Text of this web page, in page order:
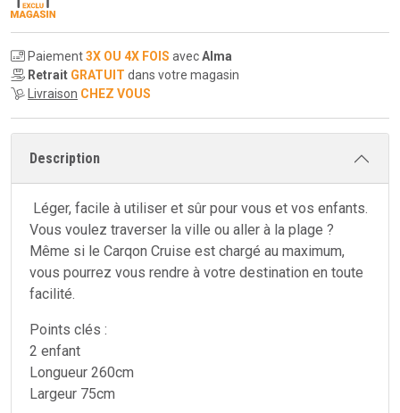
Paiement3X OU 4X FOIS avecAlma
Retrait GRATUIT dans votre magasin
Livraison CHEZ VOUS
Description
Léger, facile à utiliser et sûr pour vous et vos enfants.
Vous voulez traverser la ville ou aller à la plage ?
Même si le Carqon Cruise est chargé au maximum,
vous pourrez vous rendre à votre destination en toute
facilité.
Points clés :
2 enfant
Longueur 260cm
Largeur 75cm